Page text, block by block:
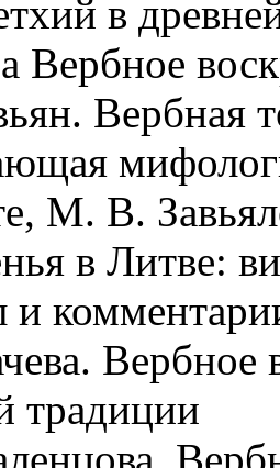
в
Вербное
Вербная
М. В.
в Литве:
и
Вербноe
традиции